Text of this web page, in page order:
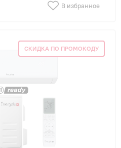
В избранное
СКИДКА ПО ПРОМОКОДУ